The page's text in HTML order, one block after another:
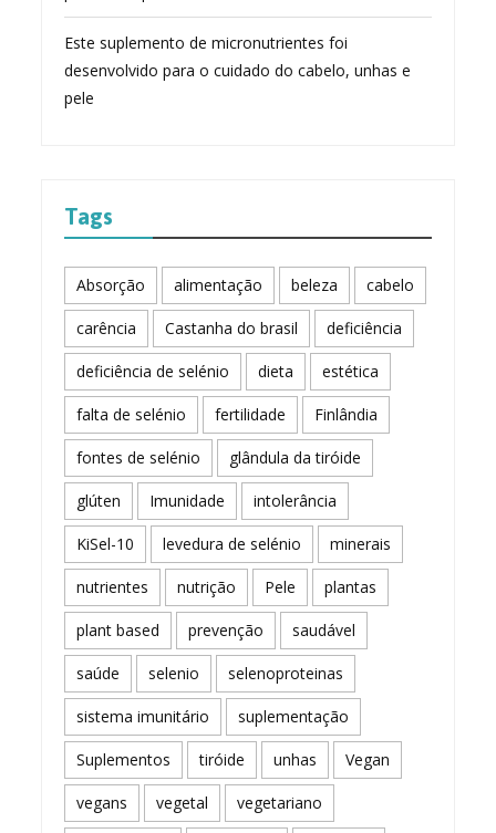
Este suplemento de micronutrientes foi
desenvolvido para o cuidado do cabelo, unhas e
pele
Tags
Absorção alimentação beleza cabelo
carência Castanha do brasil deficiência
deficiência de selénio dieta estética
falta de selénio fertilidade Finlândia
fontes de selénio glândula da tiróide
glúten Imunidade intolerância
KiSel-10 levedura de selénio minerais
nutrientes nutrição Pele plantas
plant based prevenção saudável
saúde selenio selenoproteinas
sistema imunitário suplementação
Suplementos tiróide unhas Vegan
vegans vegetal vegetariano